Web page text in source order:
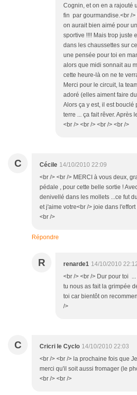
Cognin, et on en a rajouté
fin par gourmandise.<br /
on aurait bien aimé pour
sportive !!!! Mais trop juste
dans les chaussettes sur
une pensée pour toi en
alors que midi sonnait au
cette heure-là on ne te
Merci pour le circuit, la
adoré (elles aiment faire
Alors ça y est, il est bouclé
terre ... ça fait rêver. Après
<br /> <br /> <br /> <br />
C Cécile 14/10/2010 22:09
<br /> <br /> MERCI à vous deux,
pédale , pour cette belle sortie !
denivellé dans les mollets ...ce fut
et j'aime votre<br /> joie dans
<br />
Répondre
R renarde1 14/10/2010
<br /> <br /> Dur pour toi
tu nous as fait la grimpée
toi car bientôt on
/>
C Cricri le Cyclo 14/10/2010 22:03
<br /> <br /> la prochaine fois que
merci qu'il soit aussi fromager (le
<br /> <br />